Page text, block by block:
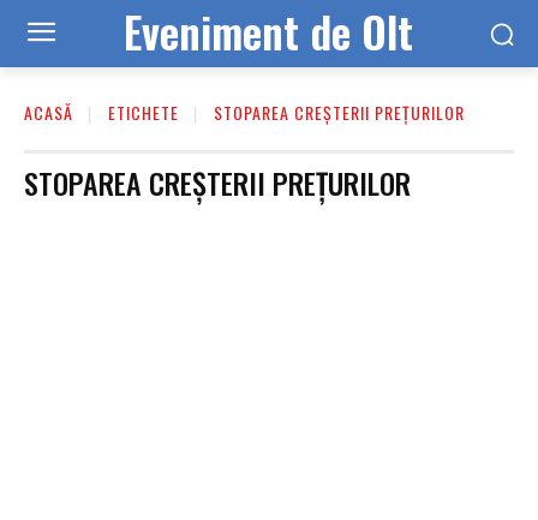
Eveniment de Olt
ACASĂ ETICHETE STOPAREA CREȘTERII PREȚURILOR
STOPAREA CREȘTERII PREȚURILOR